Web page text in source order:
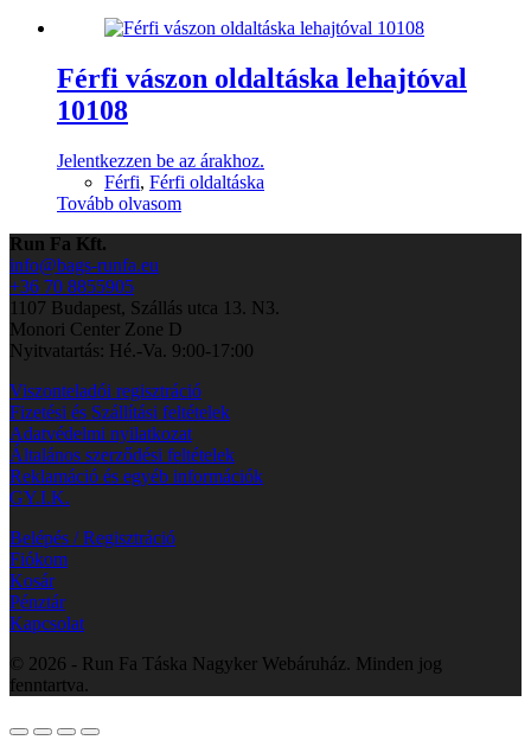
Férfi vászon oldaltáska lehajtóval
10108
Jelentkezzen be az árakhoz.
Férfi, Férfi oldaltáska
Tovább olvasom
Run Fa Kft.
info@bags-runfa.eu
+36 70 8855905
1107 Budapest, Szállás utca 13. N3.
Monori Center Zone D
Nyitvatartás: Hé.-Va. 9:00-17:00
Viszonteladói regisztráció
Fizetési és Szállítási feltételek
Adatvédelmi nyilatkozat
Általános szerződési feltételek
Reklamáció és egyéb információk
GY.I.K.
Belépés / Regisztráció
Fiókom
Kosár
Pénztár
Kapcsolat
© 2026 - Run Fa Táska Nagyker Webáruház. Minden jog
fenntartva.